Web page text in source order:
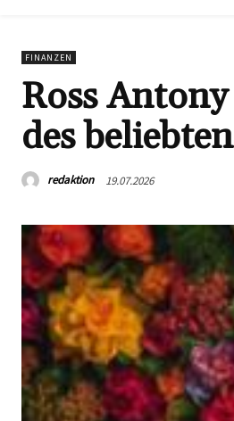
FINANZEN
Ross
des
redaktion 19.07.2026